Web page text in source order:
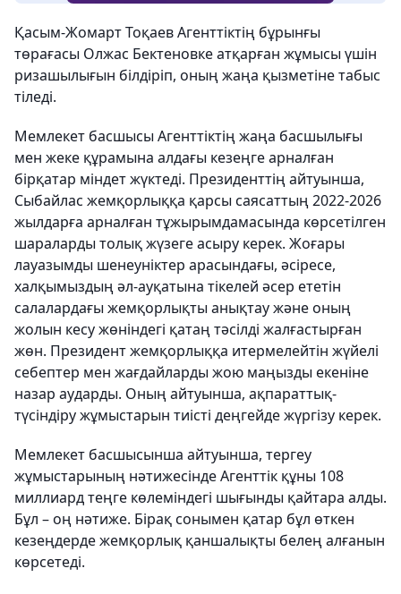
Қасым-Жомарт Тоқаев Агенттіктің бұрынғы
төрағасы Олжас Бектеновке атқарған жұмысы үшін
ризашылығын білдіріп, оның жаңа қызметіне табыс
тіледі.
Мемлекет басшысы Агенттіктің жаңа басшылығы
мен жеке құрамына алдағы кезеңге арналған
бірқатар міндет жүктеді. Президенттің айтуынша,
Сыбайлас жемқорлыққа қарсы саясаттың 2022-2026
жылдарға арналған тұжырымдамасында көрсетілген
шараларды толық жүзеге асыру керек. Жоғары
лауазымды шенеуніктер арасындағы, әсіресе,
халқымыздың әл-ауқатына тікелей әсер ететін
салалардағы жемқорлықты анықтау және оның
жолын кесу жөніндегі қатаң тәсілді жалғастырған
жөн. Президент жемқорлыққа итермелейтін жүйелі
себептер мен жағдайларды жою маңызды екеніне
назар аударды. Оның айтуынша, ақпараттық-
түсіндіру жұмыстарын тиісті деңгейде жүргізу керек.
Мемлекет басшысынша айтуынша, тергеу
жұмыстарының нәтижесінде Агенттік құны 108
миллиард теңге көлеміндегі шығынды қайтара алды.
Бұл – оң нәтиже. Бірақ сонымен қатар бұл өткен
кезеңдерде жемқорлық қаншалықты белең алғанын
көрсетеді.